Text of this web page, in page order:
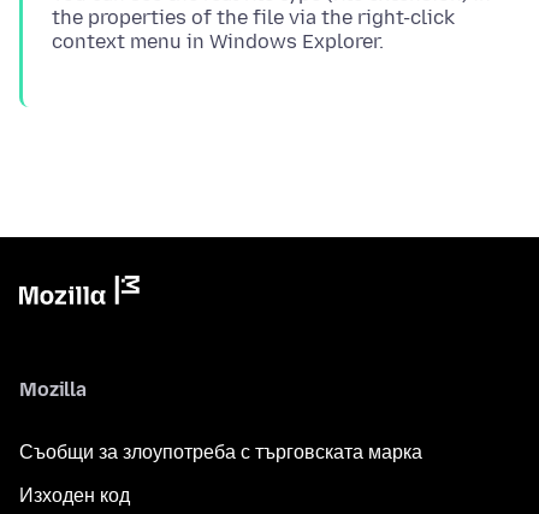
the properties of the file via the right-click
Mozilla
Съобщи за злоупотреба с търговската марка
Изходен код